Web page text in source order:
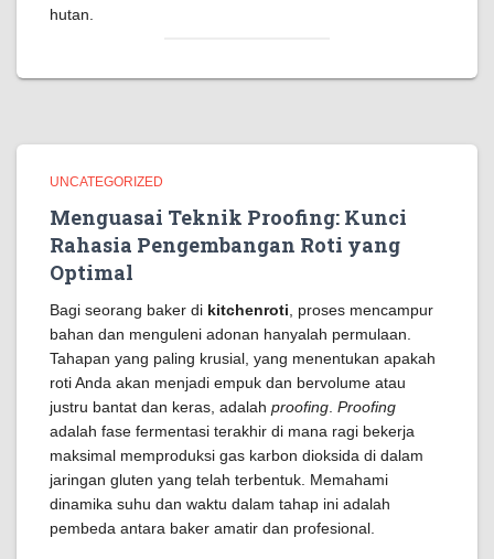
hutan.
UNCATEGORIZED
Menguasai Teknik Proofing: Kunci
Rahasia Pengembangan Roti yang
Optimal
Bagi seorang baker di kitchenroti , proses mencampur
bahan dan menguleni adonan hanyalah permulaan.
Tahapan yang paling krusial, yang menentukan apakah
roti Anda akan menjadi empuk dan bervolume atau
justru bantat dan keras, adalah proofing Proofing
adalah fase fermentasi terakhir di mana ragi bekerja
maksimal memproduksi gas karbon dioksida di dalam
jaringan gluten yang telah terbentuk. Memahami
dinamika suhu dan waktu dalam tahap ini adalah
pembeda antara baker amatir dan profesional.